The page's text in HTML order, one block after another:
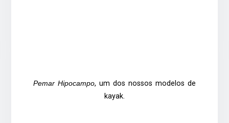
Pemar Hipocampo, um dos nossos modelos de
kayak.